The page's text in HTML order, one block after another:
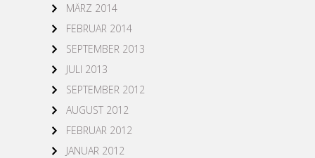
MÄRZ 2014
FEBRUAR 2014
SEPTEMBER 2013
JULI 2013
SEPTEMBER 2012
AUGUST 2012
FEBRUAR 2012
JANUAR 2012